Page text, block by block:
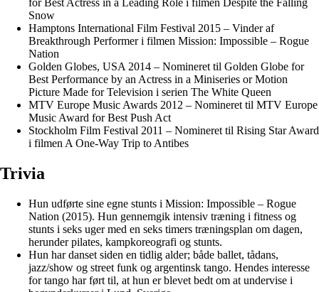
for Best Actress in a Leading Role i filmen Despite the Falling
Snow
Hamptons International Film Festival 2015 – Vinder af
Breakthrough Performer i filmen Mission: Impossible – Rogue
Nation
Golden Globes, USA 2014 – Nomineret til Golden Globe for
Best Performance by an Actress in a Miniseries or Motion
Picture Made for Television i serien The White Queen
MTV Europe Music Awards 2012 – Nomineret til MTV Europe
Music Award for Best Push Act
Stockholm Film Festival 2011 – Nomineret til Rising Star Award
i filmen A One-Way Trip to Antibes
Trivia
Hun udførte sine egne stunts i Mission: Impossible – Rogue
Nation (2015). Hun gennemgik intensiv træning i fitness og
stunts i seks uger med en seks timers træningsplan om dagen,
herunder pilates, kampkoreografi og stunts.
Hun har danset siden en tidlig alder; både ballet, tådans,
jazz/show og street funk og argentinsk tango. Hendes interesse
for tango har ført til, at hun er blevet bedt om at undervise i